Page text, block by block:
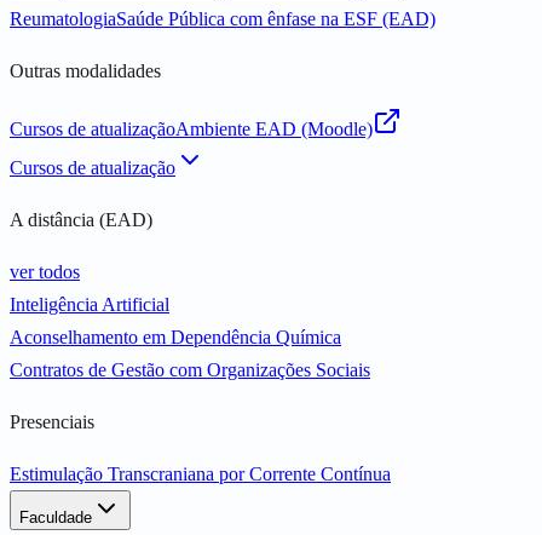
ReumatologiaSaúde Pública com ênfase na ESF (EAD)
Outras modalidades
Cursos de atualizaçãoAmbiente EAD (Moodle)
Cursos de atualização
A distância (EAD)
ver todos
Inteligência Artificial
Aconselhamento em Dependência Química
Contratos de Gestão com Organizações Sociais
Presenciais
Estimulação Transcraniana por Corrente Contínua
Faculdade